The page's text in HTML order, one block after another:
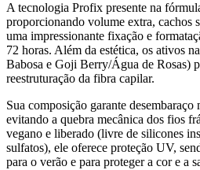
A tecnologia Profix presente na
proporcionando volume extra, cachos
uma impressionante fixação e
72 horas. Além da estética, os ativos
Babosa e Goji Berry/Água de Rosas)
reestruturação da fibra capilar.
Sua composição garante
evitando a quebra mecânica dos fios
vegano e liberado (livre de silicones
sulfatos), ele oferece proteção UV,
para o verão e para proteger a cor e a